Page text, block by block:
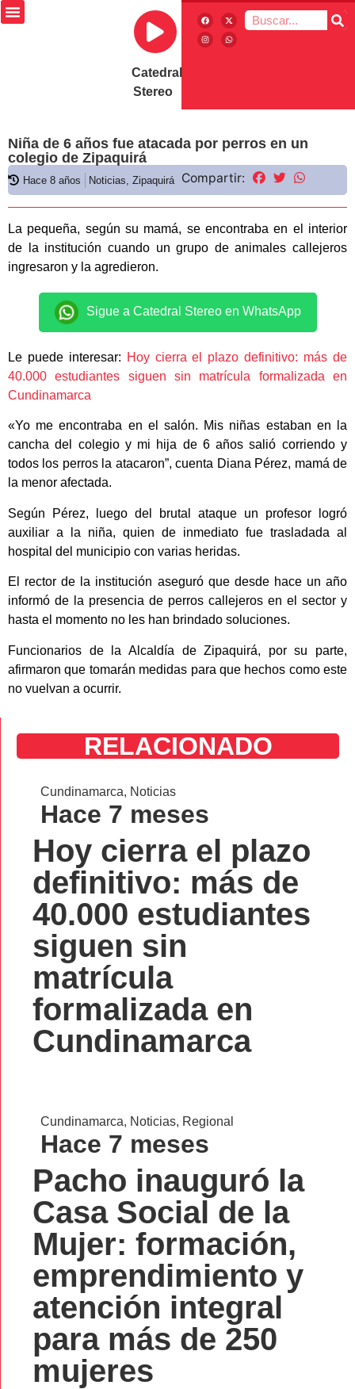
Catedral
Stereo
Niña de 6 años fue atacada por perros en un
colegio de Zipaquirá
Hace 8 años Noticias Zipaquirá Compartir:
La pequeña, según su mamá, se encontraba en el interior
de la institución cuando un grupo de animales callejeros
ingresaron y la agredieron.
Sigue a Catedral Stereo en WhatsApp
Le puede interesar: Hoy cierra el plazo definitivo: más de
40.000 estudiantes siguen sin matrícula formalizada en
Cundinamarca
«Yo me encontraba en el salón. Mis niñas estaban en la
cancha del colegio y mi hija de 6 años salió corriendo y
todos los perros la atacaron”, cuenta Diana Pérez, mamá de
la menor afectada.
Según Pérez, luego del brutal ataque un profesor logró
auxiliar a la niña, quien de inmediato fue trasladada al
hospital del municipio con varias heridas.
El rector de la institución aseguró que desde hace un año
informó de la presencia de perros callejeros en el sector y
hasta el momento no les han brindado soluciones.
Funcionarios de la Alcaldía de Zipaquirá, por su parte,
afirmaron que tomarán medidas para que hechos como este
no vuelvan a ocurrir.
RELACIONADO
Cundinamarca, Noticias
Hace 7 meses
Hoy cierra el plazo
definitivo: más de
40.000 estudiantes
siguen sin
matrícula
formalizada en
Cundinamarca
Cundinamarca, Noticias, Regional
Hace 7 meses
Pacho inauguró la
Casa Social de la
Mujer: formación,
emprendimiento y
atención integral
para más de 250
mujeres